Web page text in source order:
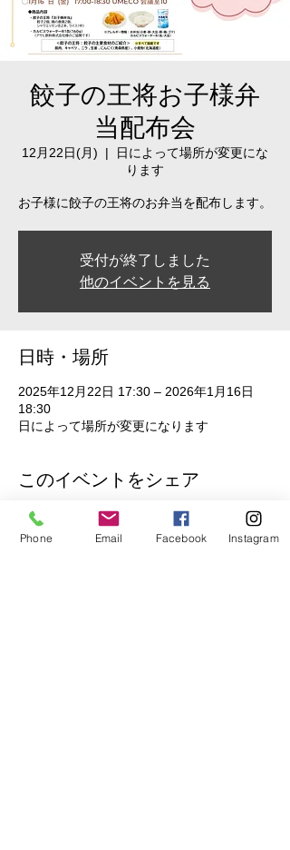
餃子の王将お子様弁
当配布会
12月22日(月)
  |
日によって場所が変更にな
ります
お子様に餃子の王将のお弁当を配布します。
受付が終了しました
他のイベントを見る
日時・場所
2025年12月22日 17:30 – 2026年1月16日
18:30
日によって場所が変更になります
このイベントをシェア
Phone Email Facebook Instagram